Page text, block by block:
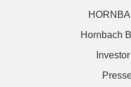
Hornbach